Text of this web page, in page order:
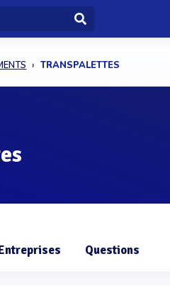
TRANSPALETTES
Questions